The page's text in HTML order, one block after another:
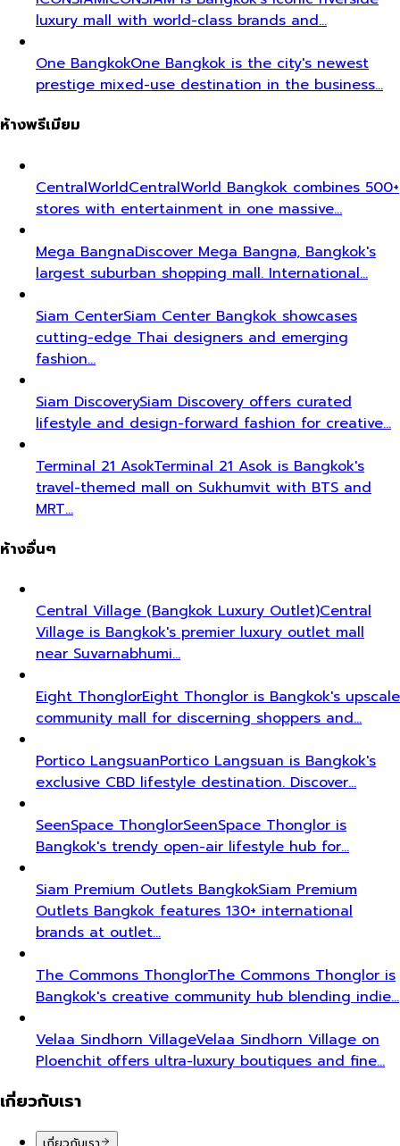
luxury mall with world-class brands and…
One BangkokOne Bangkok is the city's newest
prestige mixed-use destination in the business…
ห้างพรีเมียม
CentralWorldCentralWorld Bangkok combines 500+
stores with entertainment in one massive…
Mega BangnaDiscover Mega Bangna, Bangkok's
largest suburban shopping mall. International…
Siam CenterSiam Center Bangkok showcases
cutting-edge Thai designers and emerging
fashion…
Siam DiscoverySiam Discovery offers curated
lifestyle and design-forward fashion for creative…
Terminal 21 AsokTerminal 21 Asok is Bangkok's
travel-themed mall on Sukhumvit with BTS and
MRT…
ห้างอื่นๆ
Central Village (Bangkok Luxury Outlet)Central
Village is Bangkok's premier luxury outlet mall
near Suvarnabhumi…
Eight ThonglorEight Thonglor is Bangkok's upscale
community mall for discerning shoppers and…
Portico LangsuanPortico Langsuan is Bangkok's
exclusive CBD lifestyle destination. Discover…
SeenSpace ThonglorSeenSpace Thonglor is
Bangkok's trendy open-air lifestyle hub for…
Siam Premium Outlets BangkokSiam Premium
Outlets Bangkok features 130+ international
brands at outlet…
The Commons ThonglorThe Commons Thonglor is
Bangkok's creative community hub blending indie…
Velaa Sindhorn VillageVelaa Sindhorn Village on
Ploenchit offers ultra-luxury boutiques and fine…
เกี่ยวกับเรา